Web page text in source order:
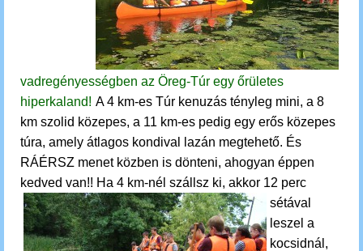
vadregényességben az Öreg-Túr egy őrületes
hiperkaland! A 4 km-es Túr kenuzás tényleg mini, a 8
km szolid közepes, a 11 km-es pedig egy erős közepes
túra, amely átlagos kondival lazán megtehető. És
RÁÉRSZ menet közben is dönteni, ahogyan éppen
kedved van!! Ha 4 km-nél szállsz ki, akkor 12 perc
sétával
leszel a
kocsidnál,